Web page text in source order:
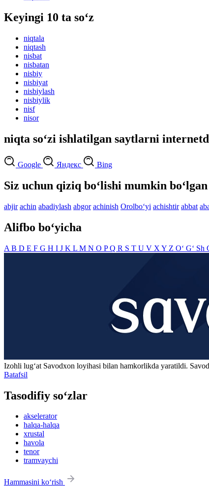
Keyingi 10 ta so‘z
niqtala
niqtash
nisbat
nisbatan
nisbiy
nisbiyat
nisbiylash
nisbiylik
nisf
nisor
niqta so‘zi ishlatilgan saytlarni
Google Яндекс Bing
Siz uchun qiziq bo‘lishi mumkin bo‘lgan
abjir achin abadiylash abgor achinish Orolbo‘yi achishtir abbat
Alifbo bo‘yicha
A B D E F G H I J K L M N O PQ R S T U V X Y Z O‘ G‘ Sh
Izohli lugʻat Savodxon loyihasi bilan hamkorlikda yaratildi.
Batafsil
Tasodifiy so‘zlar
akselerator
halqa-halqa
xrustal
havola
tenor
tramvaychi
Hammasini ko‘rish